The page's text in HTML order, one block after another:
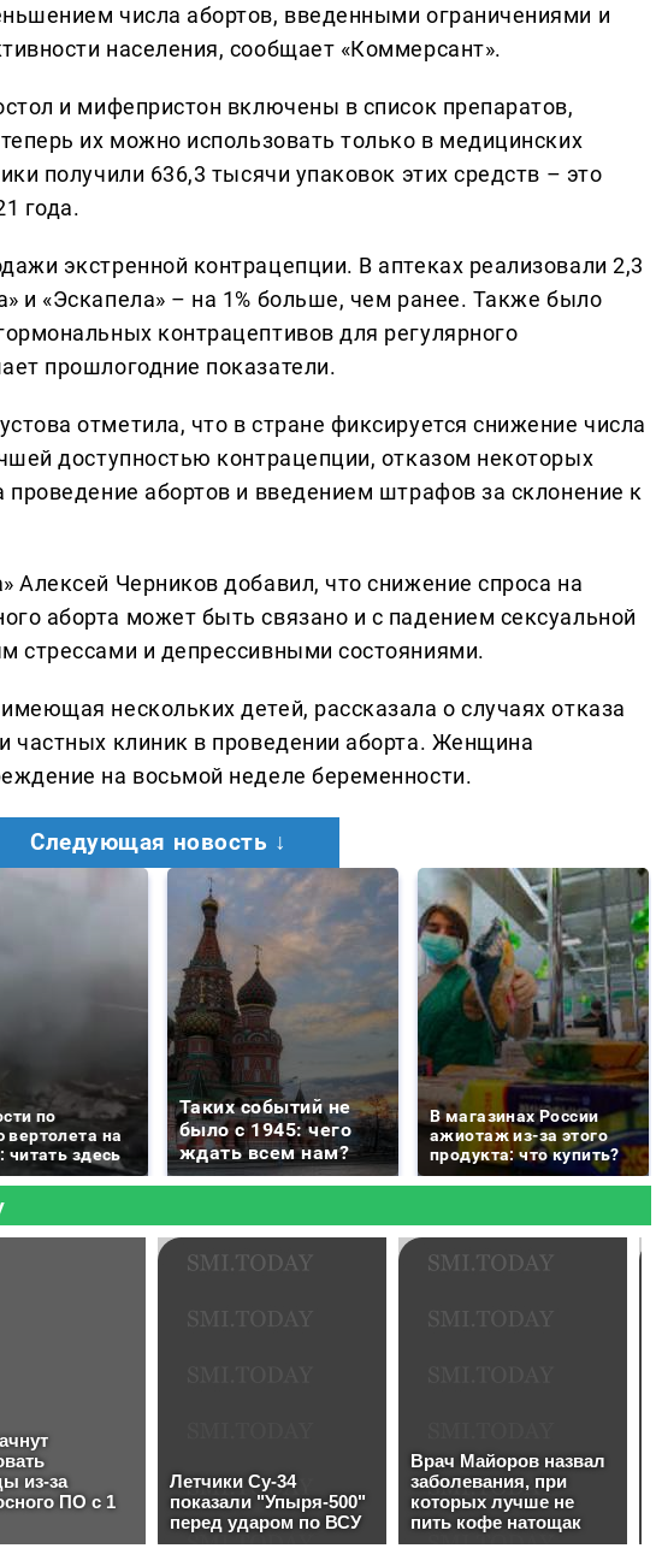
числа абортов, введенными ограничениями и
населения, сообщает «Коммерсант».
и мифепристон включены в список препаратов,
их можно использовать только в медицинских
получили 636,3 тысячи упаковок этих средств – это
года.
экстренной контрацепции. В аптеках реализовали 2,3
и «Эскапела» – на 1% больше, чем ранее. Также было
контрацептивов для регулярного
прошлогодние показатели.
отметила, что в стране фиксируется снижение числа
доступностью контрацепции, отказом некоторых
проведение абортов и введением штрафов за склонение к
Алексей Черников добавил, что снижение спроса на
аборта может быть связано и с падением сексуальной
стрессами и депрессивными состояниями.
нескольких детей, рассказала о случаях отказа
частных клиник в проведении аборта. Женщина
на восьмой неделе беременности.
Следующая новость ↓
по
на
читать здесь
Таких событий не
было с 1945: чего
ждать всем нам?
В магазинах России
ажиотаж из-за этого
продукта: что купить?